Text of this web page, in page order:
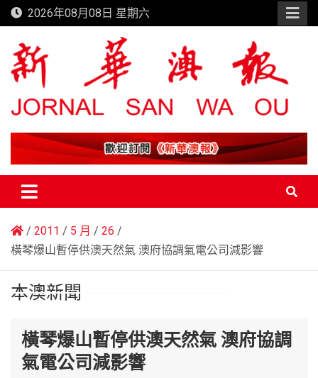
Skip
to
content
2026年08月08日 星期六
新華澳報
2011 5 月
26
橫琴爆山暫停供澳天然氣 澳府協調氣電公司減影響
本澳新聞
橫琴爆山暫停供澳天然氣 澳府協調
氣電公司減影響